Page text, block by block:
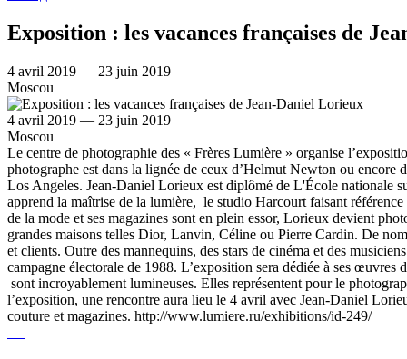
Exposition : les vacances françaises de
4 avril 2019 — 23 juin 2019
Moscou
4 avril 2019 — 23 juin 2019
Moscou
Le centre de photographie des « Frères Lumière » organise
photographe est dans la lignée de ceux d’Helmut Newton ou
Los Angeles. Jean-Daniel Lorieux est diplômé de L'École nationale
apprend la maîtrise de la lumière, le studio Harcourt faisant
de la mode et ses magazines sont en plein essor, Lorieux devient
grandes maisons telles Dior, Lanvin, Céline ou Pierre Cardin. De
et clients. Outre des mannequins, des stars de cinéma et des
campagne électorale de 1988. L’exposition sera dédiée à ses œuvres
sont incroyablement lumineuses. Elles représentent pour le
l’exposition, une rencontre aura lieu le 4 avril avec Jean-Daniel
couture et magazines. http://www.lumiere.ru/exhibitions/id-249/